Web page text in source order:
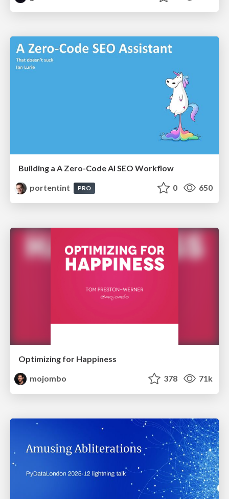
Building a A Zero-Code AI SEO Workflow
portentint
PRO 0 650
Optimizing for Happiness
mojombo
378 71k